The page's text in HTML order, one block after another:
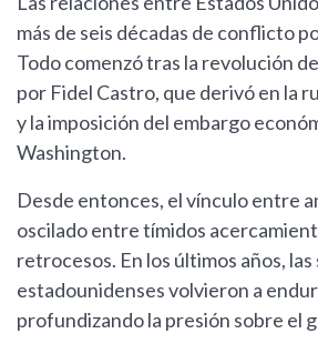
más de seis décadas de conflicto
Todo comenzó tras la revolución
por Fidel Castro, que derivó en la
y la imposición del embargo
Washington.
Desde entonces, el vínculo entre
oscilado entre tímidos
retrocesos. En los últimos años, las
estadounidenses volvieron a
profundizando la presión sobre el